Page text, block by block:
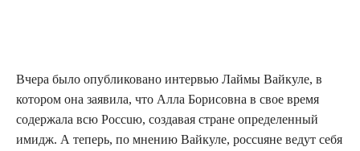
Вчера было опубликовано интервью Лаймы Вайкуле, в
котором она заявила, что Алла Борисовна в свое время
содержала всю Poccuю, создавая стране определенный
имидж. А теперь, по мнению Вайкуле, poccuяне ведут себя